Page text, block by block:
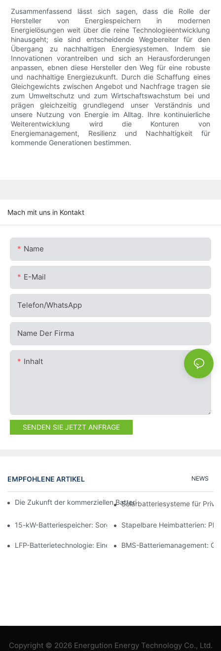
Zusammenfassend lässt sich sagen, dass die Rolle der
Hersteller von Energiespeichern in modernen
Energielösungen weit über die reine Technologieentwicklung
hinausgeht; sie sind entscheidende Wegbereiter für den
Übergang zu nachhaltigen Energiesystemen. Indem sie
Innovationen vorantreiben und sich an Herausforderungen
anpassen, ebnen diese Hersteller den Weg für eine robuste
und nachhaltige Energiezukunft. Durch die Schaffung eines
Gleichgewichts zwischen Angebot und Nachfrage tragen sie
zum Umweltschutz und zum Wirtschaftswachstum bei und
prägen gleichzeitig grundlegend unser Verständnis und
unsere Nutzung von Energie im Alltag. Ihre kontinuierliche
Weiterentwicklung wird die Konturen von
Energiemanagement, Resilienz und Nachhaltigkeit für
kommende Generationen bestimmen.
Mach mit uns in Kontakt
Name
E-Mail
Telefon/WhatsApp
Name Der Firma
Inhalt
SENDEN SIE JETZT ANFRAGE
EMPFOHLENE ARTIKEL NEWS
Die Zukunft der kommerziellen Batteriespeicherung: Trends
Solarbatteriesysteme für
15-kW-Batteriespeicher: Sorgen Sie für eine sichere
Stapelbare Heimbatterien:
LFP-Batterietechnologie: Eine nachhaltige Wahl für die
BMS-Batteriemanagement:
Copyright © 2026 Energution Energy Technology Co., Ltd.